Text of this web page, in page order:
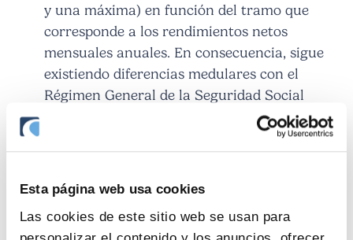
Esta página web usa cookies
Las cookies de este sitio web se usan para
y una máxima) en función del tramo que
corresponde a los rendimientos netos
mensuales anuales. En consecuencia, sigue
existiendo diferencias medulares con el
Régimen General de la Seguridad Social
(trabajadores por cuenta ajena), en el que
se cotiza en base a los rendimientos
entre una base mínima y una máxima).
Cambio de la base de cotización.
meses, el autónomo (hasta 6 veces al año)